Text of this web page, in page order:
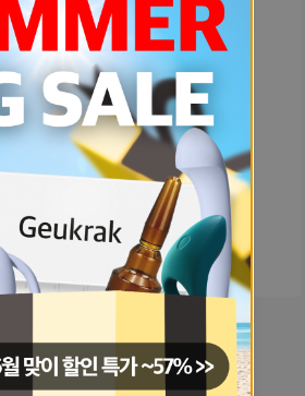
예상치 못한 에러입니다.